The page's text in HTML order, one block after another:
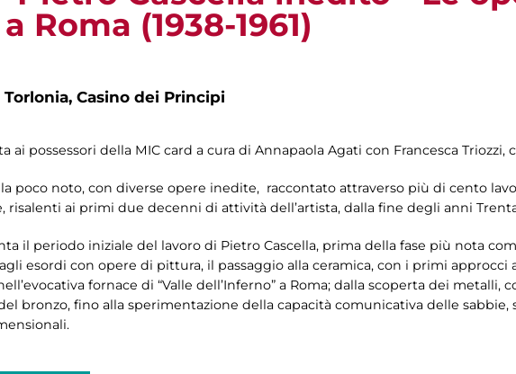
Roma (1938-1961)
Casino dei Principi
ai possessori della MIC card a cura di Annapaola Agati con Francesca Triozzi,
poco noto, con diverse opere inedite, raccontato attraverso più di cento
risalenti ai primi due decenni di attività dell’artista, dalla fine degli anni
il periodo iniziale del lavoro di Pietro Cascella, prima della fase più nota
esordi con opere di pittura, il passaggio alla ceramica, con i primi approcci
fornace di “Valle dell’Inferno” a Roma; dalla scoperta dei metalli,
bronzo, fino alla sperimentazione della capacità comunicativa delle